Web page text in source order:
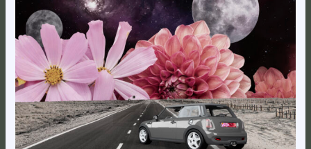
O
Teu
Grande
Ponto
de
Viragem